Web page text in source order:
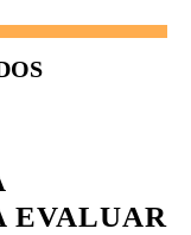
EVALUAR